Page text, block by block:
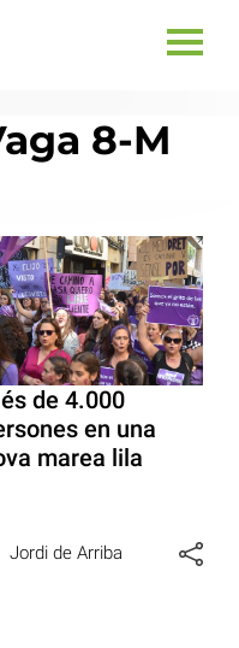
8-M
de 4.000
en una
marea lila
Jordi de Arriba